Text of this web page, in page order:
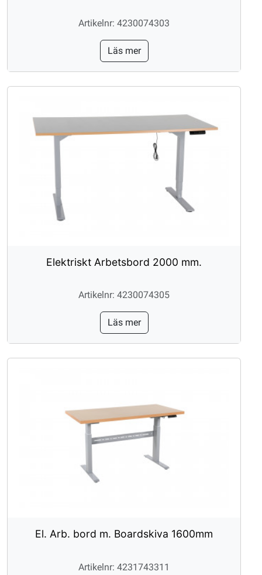
Artikelnr: 4230074303
Läs mer
Elektriskt Arbetsbord 2000 mm.
Artikelnr: 4230074305
Läs mer
El. Arb. bord m. Boardskiva 1600mm
Artikelnr: 4231743311